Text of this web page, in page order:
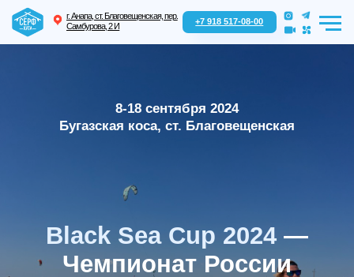
Самбурова, 2 И
+7 918 517-08-00
Чемпионат России
классах кайтбординг
фристайл и курс-рейс